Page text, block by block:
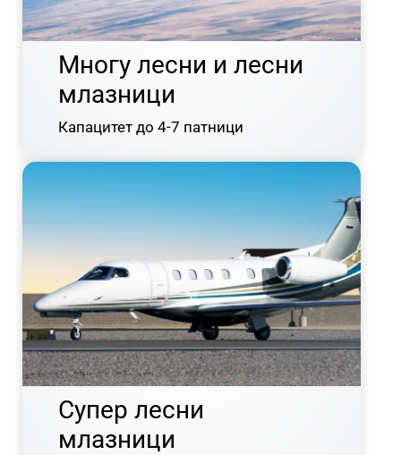
Многу лесни и лесни
млазници
Капацитет до 4-7 патници
Супер лесни
млазници